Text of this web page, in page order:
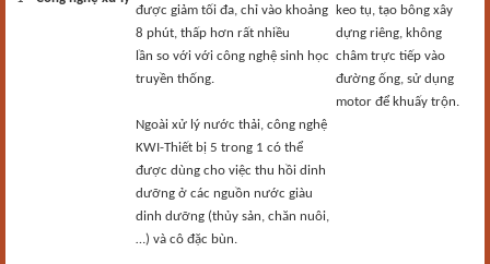
được giảm tối đa, chỉ vào khoảng
8 phút, thấp hơn rất nhiều
lần so với với công nghệ sinh học
truyền thống.
Ngoài xử lý nước thải, công nghệ
KWI-Thiết bị 5 trong 1 có thể
được dùng cho việc thu hồi dinh
dưỡng ở các nguồn nước giàu
dinh dưỡng (thủy sản, chăn nuôi,
…) và cô đặc bùn.
keo tụ, tạo bông xây
dựng riêng, không
châm trực tiếp vào
đường ống, sử dụng
motor để khuấy trộn.